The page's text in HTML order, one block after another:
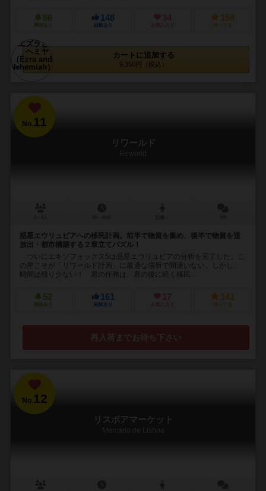
86
興味あり
148
経験あり
34
お気に入り
158
持ってる
カートに追加する
9,350円（税込）
No.11
リワールド
Reworld
惑星エウリュビアへの移民計画。前半で物資を集め、後半で物資を逆
放出・都市構築する２章立てパズル！
ついにエキソフォックス5は惑星エウリュビアの分析を完了した。こ
の星こそが「リワールド計画」に最適な場所で間違いない。しかし、
時間は残り少ない！ 君の任務は、君の後に続く移民...
52
興味あり
161
経験あり
17
お気に入り
141
持ってる
再入荷までお待ち下さい
No.12
リスボアマーケット
Mercado de Lisboa